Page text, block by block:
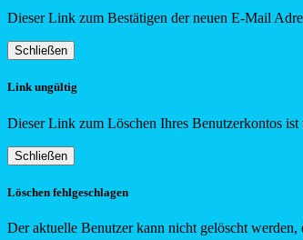
Dieser Link zum Bestätigen der neuen E-Mail
Schließen
Link ungültig
Dieser Link zum Löschen Ihres Benutzerkontos
Schließen
Löschen fehlgeschlagen
Der aktuelle Benutzer kann nicht gelöscht